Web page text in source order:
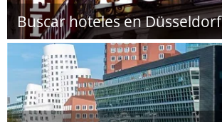
Buscar hoteles en Düsseldorf